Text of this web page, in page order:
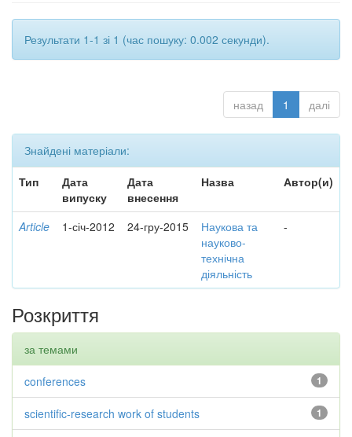
Результати 1-1 зі 1 (час пошуку: 0.002 секунди).
назад 1 далі
Знайдені матеріали:
Тип
Дата
випуску
Дата
внесення
Назва Автор(и)
Article 1-січ-2012 24-гру-2015
Наукова та
науково-
технічна
діяльність
-
Розкриття
за темами
1
conferences
1
scientific-research work of students